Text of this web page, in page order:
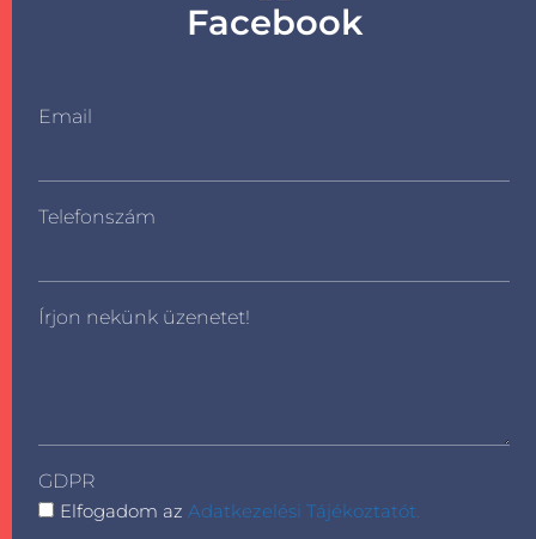
Facebook
Email
Telefonszám
Írjon nekünk üzenetet!
GDPR
Elfogadom azAdatkezelési Tájékoztatót.